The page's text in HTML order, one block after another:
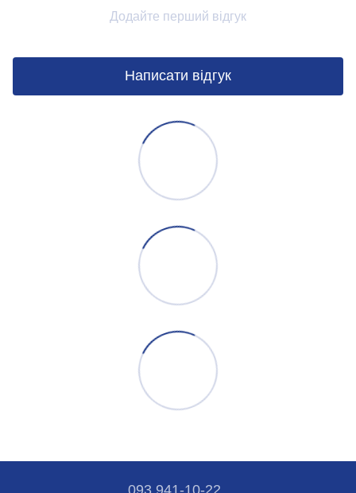
Додайте перший відгук
Написати відгук
093 941-10-22